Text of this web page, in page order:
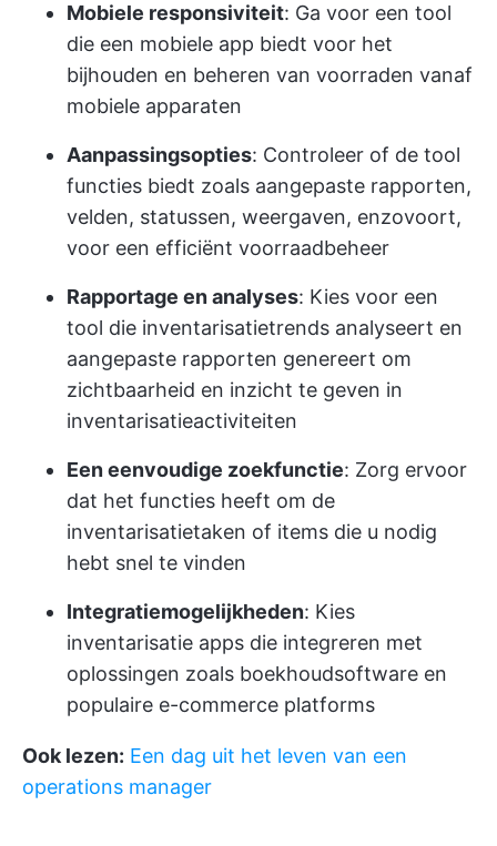
Mobiele responsiviteit: Ga voor een tool
die een mobiele app biedt voor het
bijhouden en beheren van voorraden vanaf
mobiele apparaten
Aanpassingsopties: Controleer of de tool
functies biedt zoals aangepaste rapporten,
velden, statussen, weergaven, enzovoort,
voor een efficiënt voorraadbeheer
Rapportage en analyses: Kies voor een
tool die inventarisatietrends analyseert en
aangepaste rapporten genereert om
zichtbaarheid en inzicht te geven in
inventarisatieactiviteiten
Een eenvoudige zoekfunctie: Zorg ervoor
dat het functies heeft om de
inventarisatietaken of items die u nodig
hebt snel te vinden
Integratiemogelijkheden: Kies
inventarisatie apps die integreren met
oplossingen zoals boekhoudsoftware en
populaire e-commerce platforms
Ook lezen: Een dag uit het leven van een
operations manager